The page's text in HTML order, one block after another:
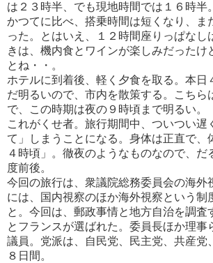
は２３時半、でも現地時間では１６時半。
かつてに比べ、搭乗時間は短くなり、ま
った。とはいえ、１２時間座りっぱなし
きは、 機内食とワインが楽しみだったけ
とね・・。
ホテルに到着後、軽く夕食を取る。本日
だ明るいので、市内を散策する。こちら
で、
この時期は夜の９時頃まで明るい。
これがくせ者。旅行期間中、ついつい遅
て」しまうことになる。身体は正直で、
４時頃」。徹夜のようなものなので、だ
度前後。
今回の旅行は、衆議院総務委員会の海外
には、国内視察のほか海外視察という制
と。今回は、郵政事情と地方自治を調査
とフランスが選ばれた。委員長ほか理事
議 員。党派は、自民党、民主党、共産党
８日間。